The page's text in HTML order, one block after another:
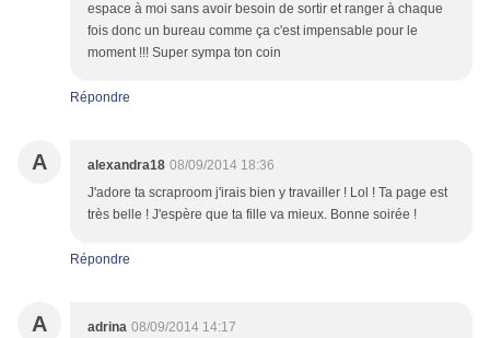
espace à moi sans avoir besoin de sortir et ranger à chaque
fois donc un bureau comme ça c'est impensable pour le
moment !!! Super sympa ton coin
Répondre
A alexandra18 08/09/2014 18:36
J'adore ta scraproom j'irais bien y travailler ! Lol ! Ta page est
très belle ! J'espère que ta fille va mieux. Bonne soirée !
Répondre
A adrina 08/09/2014 14:17